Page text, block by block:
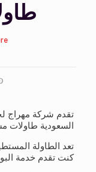
تقدم شركة مهراج
السعودية طاولات
كنت تقدم خدمة